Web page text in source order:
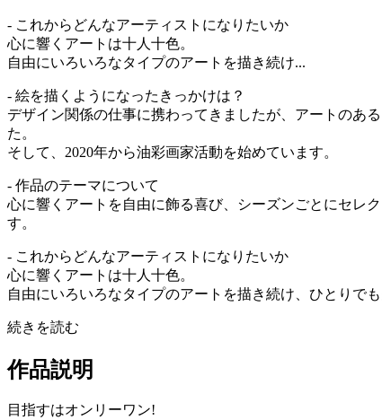
- これからどんなアーティストになりたいか
心に響くアートは十人十色。
自由にいろいろなタイプのアートを描き続け...
- 絵を描くようになったきっかけは？
デザイン関係の仕事に携わってきましたが、アートのあ
た。
そして、2020年から油彩画家活動を始めています。
- 作品のテーマについて
心に響くアートを自由に飾る喜び、シーズンごとにセレ
す。
- これからどんなアーティストになりたいか
心に響くアートは十人十色。
自由にいろいろなタイプのアートを描き続け、ひとりで
続きを読む
作品説明
目指すはオンリーワン!